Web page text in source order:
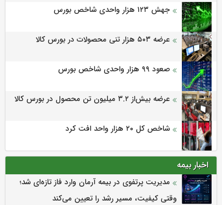
جهش ۱۲۳ هزار واحدی شاخص بورس
عرضه ۵۰۳ هزار تنی محصولات در بورس کالا
صعود ۹۹ هزار واحدی شاخص بورس
عرضه بیش‌از ۳.۲ میلیون تن محصول در بورس کالا
شاخص کل ۲۰ هزار واحد افت کرد
اخبار بیمه
مدیریت پرتفوی در بیمه آرمان وارد فاز تازه‌ای شد؛
وقتی کیفیت، مسیر رشد را تعیین می‌کند